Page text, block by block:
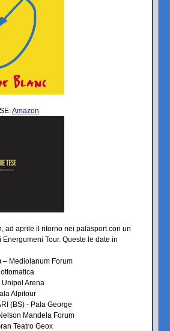
Amazon
ad aprile il ritorno nei palasport con un
Tour. Queste le date in
– Mediolanum Forum
Unipol Arena
Alpitour
(BS) - Pala George
Mandela Forum
Teatro Geox